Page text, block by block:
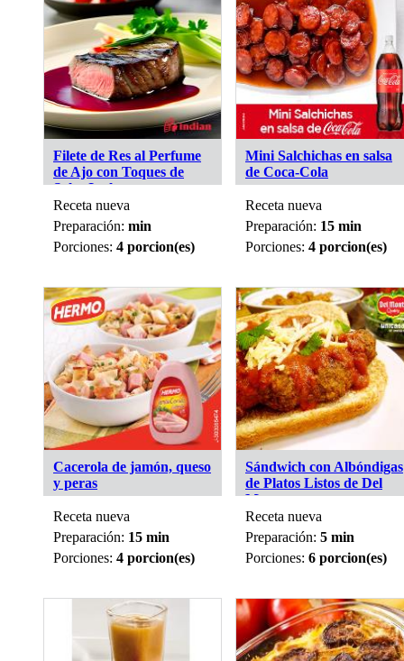
Filete de Res al Perfume
de Ajo con Toques de
Salsa Inglesa
Receta nueva
Preparación: min
Porciones: 4 porcion(es)
Mini Salchichas en salsa
de Coca-Cola
Receta nueva
Preparación: 15 min
Porciones: 4 porcion(es)
Cacerola de jamón, queso
y peras
Receta nueva
Preparación: 15 min
Porciones: 4 porcion(es)
Sándwich con Albóndigas
de Platos Listos de Del
Monte
Receta nueva
Preparación: 5 min
Porciones: 6 porcion(es)